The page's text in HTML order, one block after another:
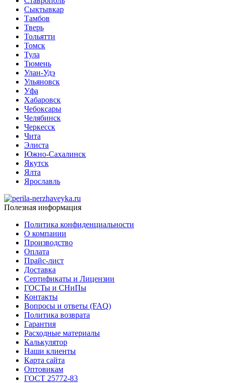
Сыктывкар
Тамбов
Тверь
Тольятти
Томск
Тула
Тюмень
Улан-Удэ
Ульяновск
Уфа
Хабаровск
Чебоксары
Челябинск
Черкесск
Чита
Элиста
Южно-Сахалинск
Якутск
Ялта
Ярославль
Полезная информация
Политика конфиденциальности
О компании
Производство
Оплата
Прайс-лист
Доставка
Сертификаты и Лицензии
ГОСТы и СНиПы
Контакты
Вопросы и ответы (FAQ)
Политика возврата
Гарантия
Расходные материалы
Калькулятор
Наши клиенты
Карта сайта
Оптовикам
ГОСТ 25772-83